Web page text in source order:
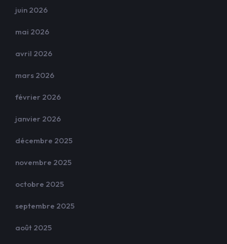
juin 2026
mai 2026
avril 2026
mars 2026
février 2026
janvier 2026
décembre 2025
novembre 2025
octobre 2025
septembre 2025
août 2025